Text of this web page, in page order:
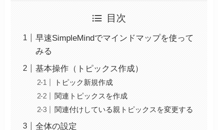
目次
早速SimpleMindでマインドマップを使って
みる
基本操作（トピックス作成）
トピック新規作成
関連トピックスを作成
関連付けしている親トピックスを変更する
全体の設定